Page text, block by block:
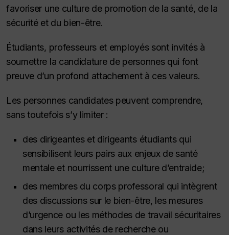
favoriser une culture de promotion de la santé, de la
sécurité et du bien-être.
Étudiants, professeurs et employés sont invités à
soumettre la candidature de personnes qui font
preuve d’un profond attachement à ces valeurs.
Les personnes candidates peuvent comprendre,
sans toutefois s’y limiter :
des dirigeantes et dirigeants étudiants qui
sensibilisent leurs pairs aux enjeux de santé
mentale et nourrissent une culture d’entraide;
des membres du corps professoral qui intègrent
des discussions sur le bien-être, les mesures
d’urgence ou les méthodes de travail sécuritaires
dans leurs activités de recherche ou